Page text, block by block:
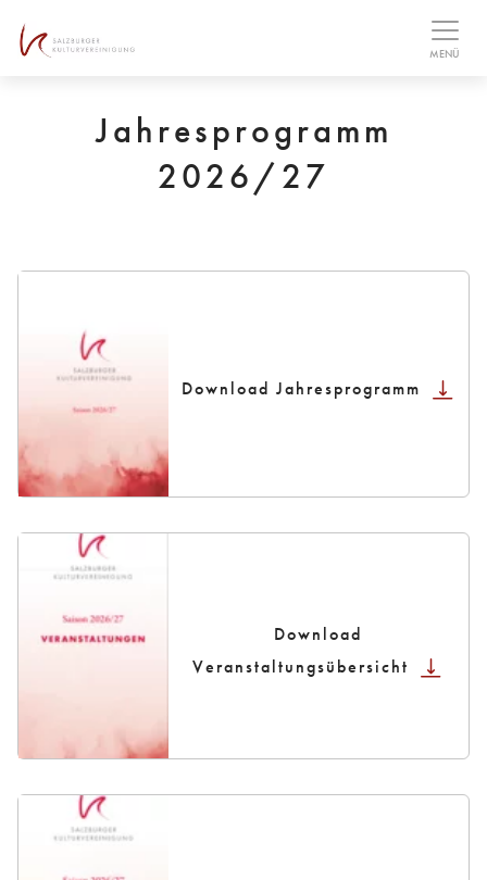
MENÜ
Jahresprogramm
2026/27
Download Jahresprogramm
Download
Veranstaltungsübersicht